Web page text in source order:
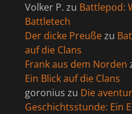
Volker P. zu Battlepod:
Battletech
Der dicke Preußezu
auf die Clans
Frank aus dem Norden
Ein Blick auf die Clans
goronius zu Die
Geschichtsstunde: Ein